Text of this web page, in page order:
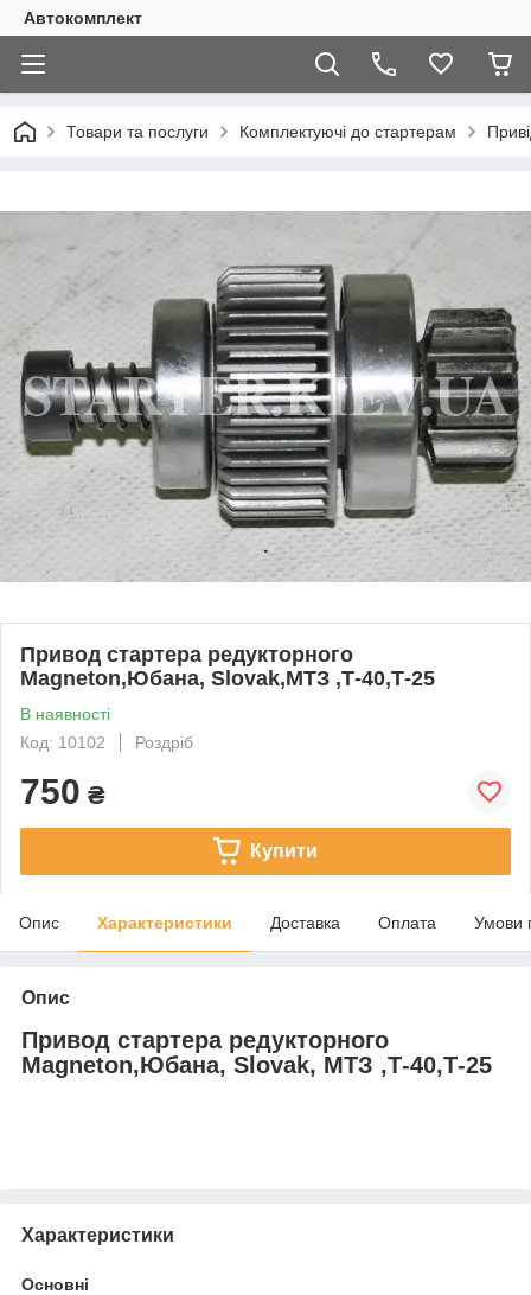
Автокомплект
Товари та послуги Комплектуючі до стартерам
Привод стартера редукторного
Magneton,Юбана, Slovak,МТЗ ,Т-40,Т-25
В наявності
Код: 10102
Роздріб
750 ₴
Купити
Опис Характеристики Доставка Оплата Умови
Опис
Привод стартера редукторного
Magneton,Юбана, Slovak, МТЗ ,Т-40,Т-25
Характеристики
Основні